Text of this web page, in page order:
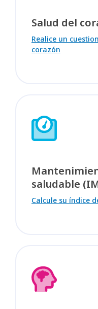
Salud del
Realice un
corazón
saludable
Calcule su índice